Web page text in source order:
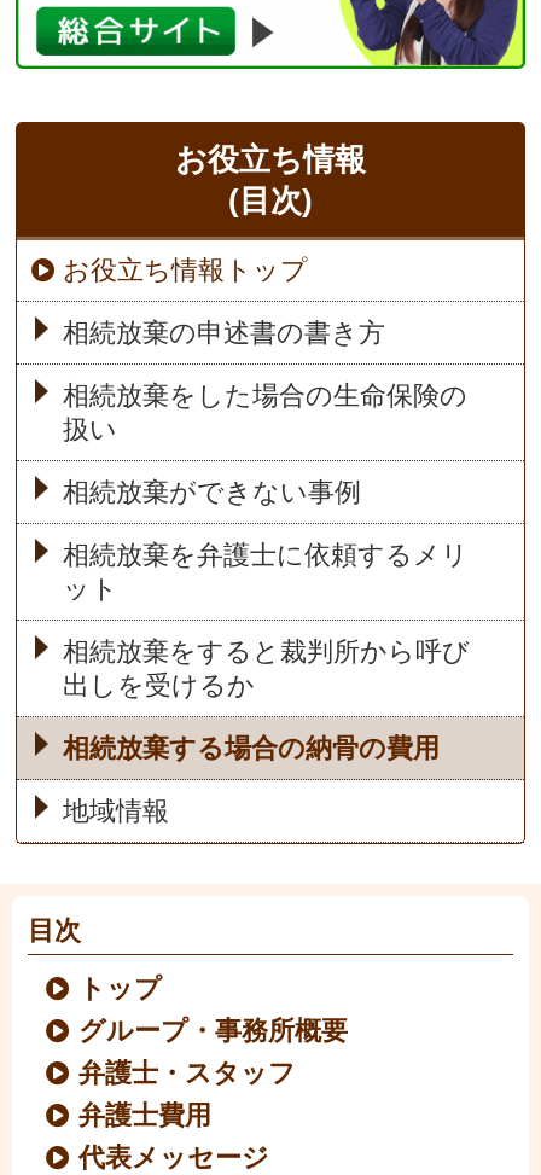
お役立ち情報
(目次)
お役立ち情報トップ
相続放棄の申述書の書き方
相続放棄をした場合の生命保険の
扱い
相続放棄ができない事例
相続放棄を弁護士に依頼するメリ
ット
相続放棄をすると裁判所から呼び
出しを受けるか
相続放棄する場合の納骨の費用
地域情報
目次
トップ
グループ・事務所概要
弁護士・スタッフ
弁護士費用
代表メッセージ